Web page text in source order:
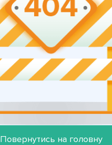
Повернутись на головну